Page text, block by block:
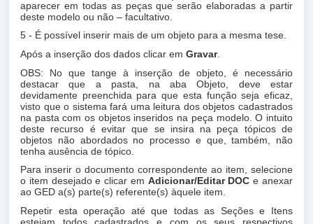
aparecer em todas as peças que serão elaboradas a partir
deste modelo ou não – facultativo.
5 - É possível inserir mais de um objeto para a mesma tese.
Após a inserção dos dados clicar em Gravar.
OBS: No que tange à inserção de objeto, é necessário
destacar que a pasta, na aba Objeto, deve estar
devidamente preenchida para que esta função seja eficaz,
visto que o sistema fará uma leitura dos objetos cadastrados
na pasta com os objetos inseridos na peça modelo. O intuito
deste recurso é evitar que se insira na peça tópicos de
objetos não abordados no processo e que, também, não
tenha ausência de tópico.
Para inserir o documento correspondente ao item, selecione
o item desejado e clicar em Adicionar/Editar DOC e anexar
ao GED a(s) parte(s) referente(s) àquele item.
Repetir esta operação até que todas as Seções e Itens